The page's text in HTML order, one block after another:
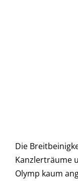
Die
Kanzlerträume
Olymp kaum